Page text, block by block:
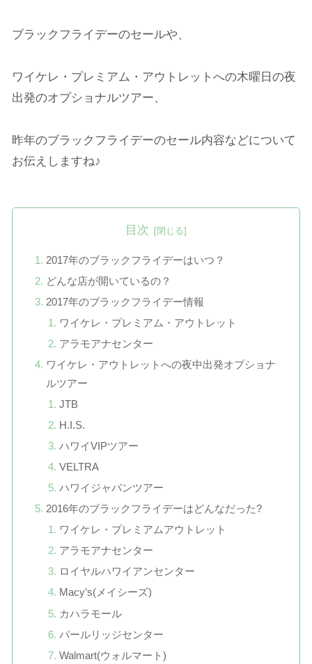
ブラックフライデーのセールや、
ワイケレ・プレミアム・アウトレットへの木曜日の夜
出発のオプショナルツアー、
昨年のブラックフライデーのセール内容などについて
お伝えしますね♪
目次
2017年のブラックフライデーはいつ？
どんな店が開いているの？
2017年のブラックフライデー情報
ワイケレ・プレミアム・アウトレット
アラモアナセンター
ワイケレ・アウトレットへの夜中出発オプショナ
ルツアー
JTB
H.I.S.
ハワイVIPツアー
VELTRA
ハワイジャパンツアー
2016年のブラックフライデーはどんなだった?
ワイケレ・プレミアムアウトレット
アラモアナセンター
ロイヤルハワイアンセンター
Macy’s(メイシーズ)
カハラモール
パールリッジセンター
Walmart(ウォルマート)